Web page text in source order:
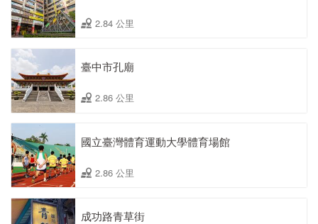
2.84 公里
臺中市孔廟
2.86 公里
國立臺灣體育運動大學體育場館
2.86 公里
成功路青草街